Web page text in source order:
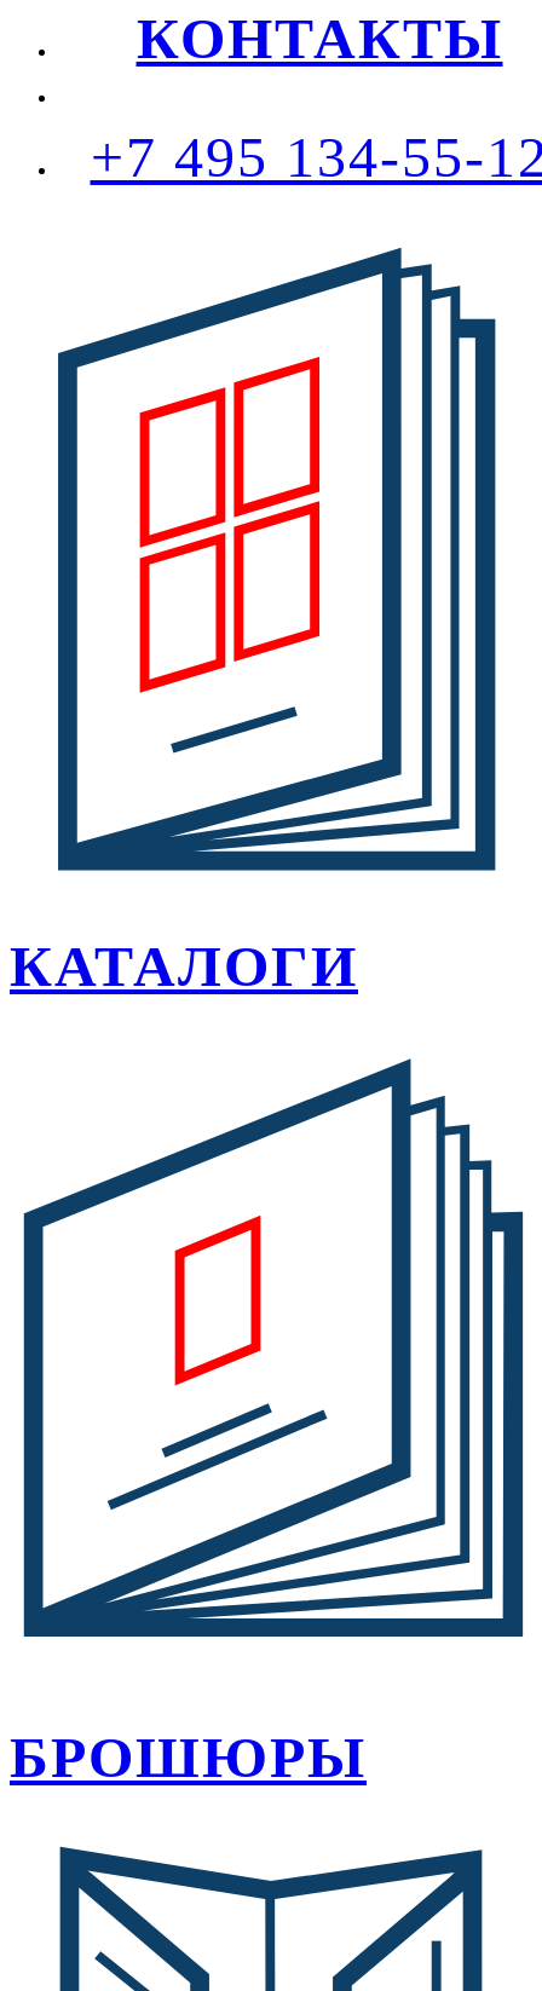
КОНТАКТЫ
+7 495 134-55-
КАТАЛОГИ
БРОШЮРЫ